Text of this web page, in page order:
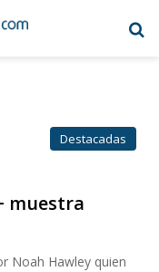
Destacadas
muestra
Noah Hawley quien